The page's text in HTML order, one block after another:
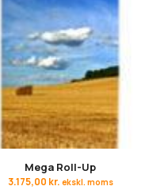
Mega Roll-Up
3.175,00 kr. ekskl. moms